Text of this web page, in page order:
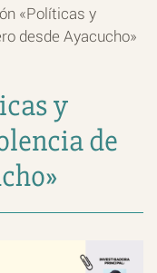
«Políticas y
desde Ayacucho»
y
de